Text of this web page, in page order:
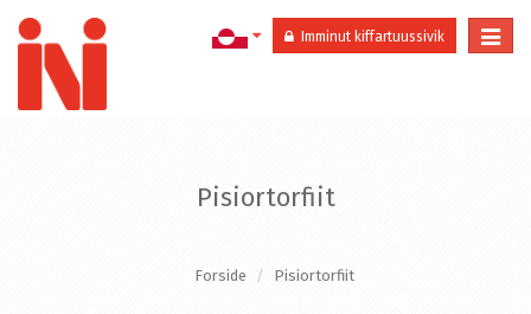
Imminut kiffartuussivik
Pisiortorfiit
Forside Pisiortorfiit